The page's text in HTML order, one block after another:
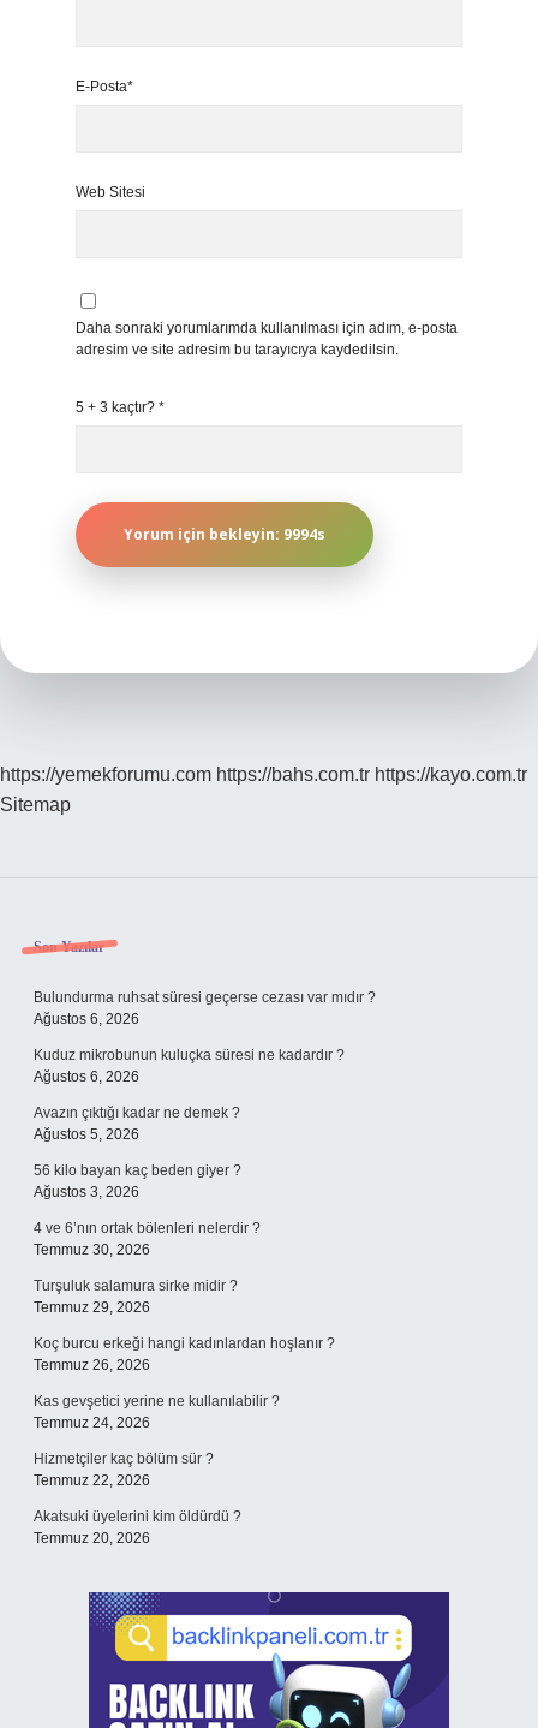
E-Posta*
Web Sitesi
Daha sonraki yorumlarımda kullanılması için adım, e-posta
adresim ve site adresim bu tarayıcıya kaydedilsin.
5 + 3 kaçtır? *
https://yemekforumu.com https://bahs.com.tr https://kayo.com.tr
Sitemap
Sidebar
Son Yazılar
Bulundurma ruhsat süresi geçerse cezası var mıdır ?
Ağustos 6, 2026
Kuduz mikrobunun kuluçka süresi ne kadardır ?
Ağustos 6, 2026
Avazın çıktığı kadar ne demek ?
Ağustos 5, 2026
56 kilo bayan kaç beden giyer ?
Ağustos 3, 2026
4 ve 6’nın ortak bölenleri nelerdir ?
Temmuz 30, 2026
Turşuluk salamura sirke midir ?
Temmuz 29, 2026
Koç burcu erkeği hangi kadınlardan hoşlanır ?
Temmuz 26, 2026
Kas gevşetici yerine ne kullanılabilir ?
Temmuz 24, 2026
Hizmetçiler kaç bölüm sür ?
Temmuz 22, 2026
Akatsuki üyelerini kim öldürdü ?
Temmuz 20, 2026